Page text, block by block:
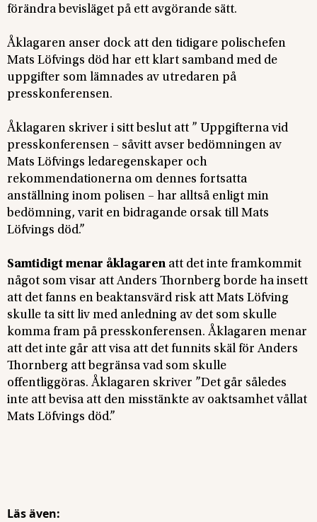
förändra bevisläget på ett avgörande sätt.
Åklagaren anser dock att den tidigare polischefen
Mats Löfvings död har ett klart samband med de
uppgifter som lämnades av utredaren på
presskonferensen.
Åklagaren skriver i sitt beslut att ” Uppgifterna vid
presskonferensen – såvitt avser bedömningen av
Mats Löfvings ledaregenskaper och
rekommendationerna om dennes fortsatta
anställning inom polisen – har alltså enligt min
bedömning, varit en bidragande orsak till Mats
Löfvings död.”
Samtidigt menar åklagaren att det inte framkommit
något som visar att Anders Thornberg borde ha insett
att det fanns en beaktansvärd risk att Mats Löfving
skulle ta sitt liv med anledning av det som skulle
komma fram på presskonferensen. Åklagaren menar
att det inte går att visa att det funnits skäl för Anders
Thornberg att begränsa vad som skulle
offentliggöras. Åklagaren skriver ”Det går således
inte att bevisa att den misstänkte av oaktsamhet vållat
Mats Löfvings död.”
Läs även: